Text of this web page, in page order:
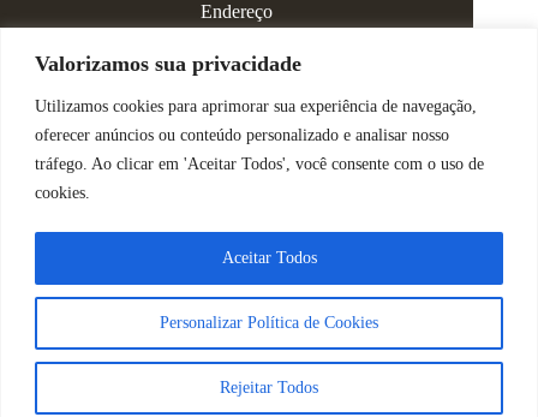
Valorizamos sua privacidade
Utilizamos cookies para aprimorar sua experiência de navegação,
oferecer anúncios ou conteúdo personalizado e analisar nosso
tráfego. Ao clicar em 'Aceitar Todos', você consente com o uso de
cookies.
Personalizar Política de Cookies
Rejeitar Todos
Aceitar Todos
experiência em nosso site.
Aceitar Decline
Endereço
Rua Rei Alberto, 108 / 705 - Centro - Juiz de Fora/MG
(32) 99829-3800 - Dra Eduarda
Direitos Reservados @ Tabtech - 2023
Sobre Nós|Política de Privacidade